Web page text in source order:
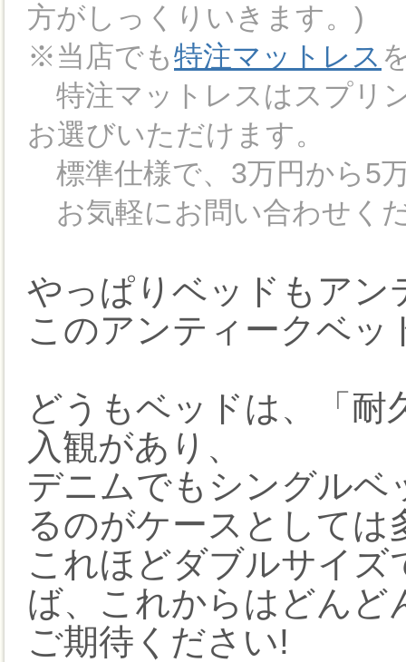
方がしっくりいきます。)
※当店でも特注マットレス
特注マットレスはスプリ
お選びいただけます。
標準仕様で、3万円から5
お気軽にお問い合わせく
やっぱりベッドもアン
このアンティークベッ
どうもベッドは、「耐
入観があり、
デニムでもシングルベ
るのがケースとしては
これほどダブルサイ
ば、これからはどんど
ご期待ください!